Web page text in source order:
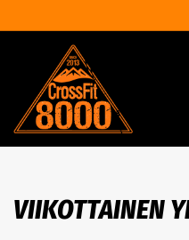
VIIKOTTAINEN